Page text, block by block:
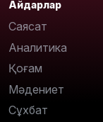
Айдарлар
Саясат
Аналитика
Қоғам
Мәдениет
Сұхбат